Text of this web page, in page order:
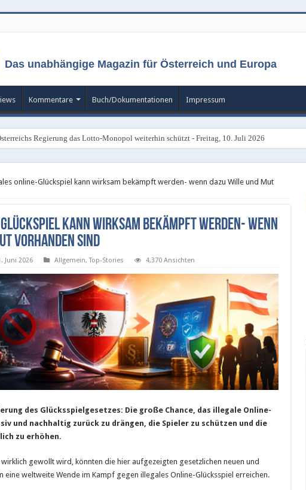
Das unabhängige Magazin für Österreich und Europa
Kommentare Buch/Dokumentationen Impressum
Regierung das Lotto-Monopol weiterhin schützt - Freitag, 10. Juli 2026
Glücksspiel: Legalisierung gestoppt - Montag, 6. Juli 2026
online-Glückspiel kann wirksam bekämpft werden- wenn dazu Wille und Mut
kann wirksam bekämpft werden- wenn
vorhanden sind
Juni 2026 Allgemein,Top-Stories 4,370 Ansichten
des Glücksspielgesetzes: Die große Chance, das illegale Online-
und nachhaltig zurück zu drängen, die Spieler zu schützen und die
zu erhöhen.
gewollt wird, könnten die hier aufgezeigten gesetzlichen neuen und
eine weltweite Wende im Kampf gegen illegales Online-Glücksspiel erreichen.